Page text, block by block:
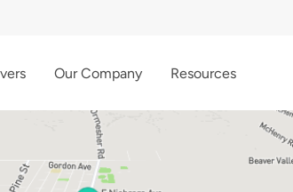
Our Company Resources